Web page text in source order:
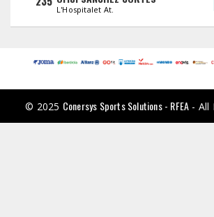
L'Hospitalet At.
© 2025 Conersys Sports Solutions - RFEA - All